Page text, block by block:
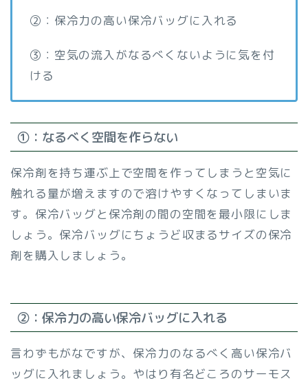
②：保冷力の高い保冷バッグに入れる
③：空気の流入がなるべくないように気を付
ける
①：なるべく空間を作らない
保冷剤を持ち運ぶ上で空間を作ってしまうと空気に
触れる量が増えますので溶けやすくなってしまいま
す。保冷バッグと保冷剤の間の空間を最小限にしま
しょう。保冷バッグにちょうど収まるサイズの保冷
剤を購入しましょう。
②：保冷力の高い保冷バッグに入れる
言わずもがなですが、保冷力のなるべく高い保冷バ
ッグに入れましょう。やはり有名どころのサーモス